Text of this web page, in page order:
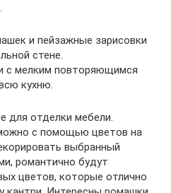
и пейзажные зарисовки
стене.
с мелким повторяющимся
кухню.
для отделки мебели.
с помощью цветов на
выбранный
романтично будут
цветов, которые отлично